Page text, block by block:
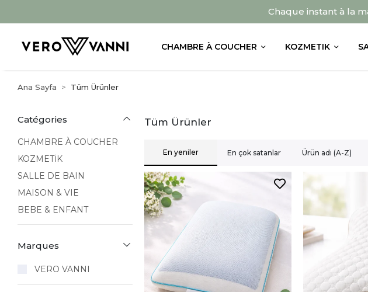
Chaque instant à la
CHAMBRE À COUCHER KOZMETIK
Ana Sayfa Tüm Ürünler
Catégories
CHAMBRE À COUCHER
KOZMETİK
SALLE DE BAIN
MAISON & VIE
BEBE & ENFANT
Marques
VERO VANNI
Tüm Ürünler
En yeniler En çok satanlar Ürün adı (A-Z)